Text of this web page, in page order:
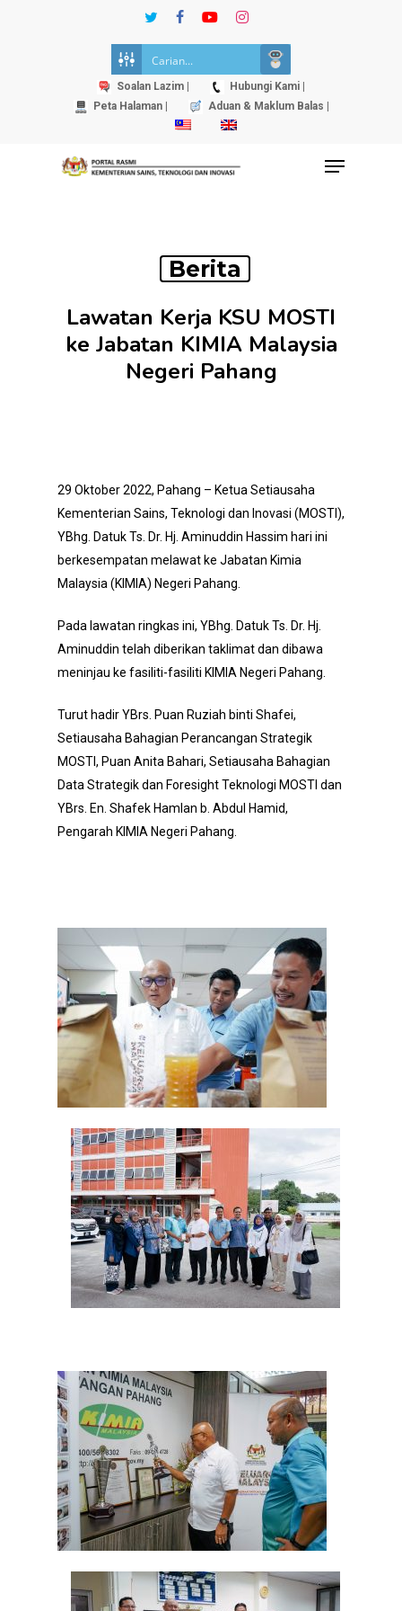
twitterfacebookyoutubeinstagram
Soalan Lazim |
Hubungi Kami |
Peta Halaman |
Aduan & Maklum Balas |
Menu
Berita
Lawatan Kerja KSU MOSTI
ke Jabatan KIMIA Malaysia
Negeri Pahang
29 Oktober 2022, Pahang – Ketua Setiausaha
Kementerian Sains, Teknologi dan Inovasi (MOSTI),
YBhg. Datuk Ts. Dr. Hj. Aminuddin Hassim hari ini
berkesempatan melawat ke Jabatan Kimia
Malaysia (KIMIA) Negeri Pahang.
Pada lawatan ringkas ini, YBhg. Datuk Ts. Dr. Hj.
Aminuddin telah diberikan taklimat dan dibawa
meninjau ke fasiliti-fasiliti KIMIA Negeri Pahang.
Turut hadir YBrs. Puan Ruziah binti Shafei,
Setiausaha Bahagian Perancangan Strategik
MOSTI, Puan Anita Bahari, Setiausaha Bahagian
Data Strategik dan Foresight Teknologi MOSTI dan
YBrs. En. Shafek Hamlan b. Abdul Hamid,
Pengarah KIMIA Negeri Pahang.